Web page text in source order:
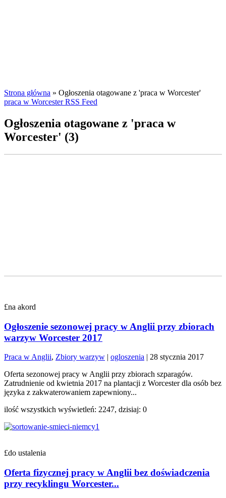
Strona główna » Ogłoszenia otagowane z 'praca w Worcester'
praca w Worcester RSS Feed
Ogłoszenia otagowane z 'praca w
Worcester' (3)
£na akord
Ogłoszenie sezonowej pracy w Anglii przy zbiorach
warzyw Worcester 2017
Praca w Anglii, Zbiory warzyw | ogloszenia | 28 stycznia 2017
Oferta sezonowej pracy w Anglii przy zbiorach szparagów.
Zatrudnienie od kwietnia 2017 na plantacji z Worcester dla osób bez
języka z zakwaterowaniem zapewniony...
ilość wszystkich wyświetleń: 2247, dzisiaj: 0
£do ustalenia
Oferta fizycznej pracy w Anglii bez doświadczenia
przy recyklingu Worcester...